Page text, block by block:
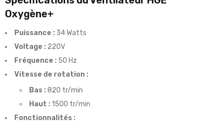
Oxygène+
Puissance : 34 Watts
Voltage : 220V
Fréquence : 50 Hz
Vitesse de rotation :
Bas : 820 tr/min
Haut : 1500 tr/min
Fonctionnalités :